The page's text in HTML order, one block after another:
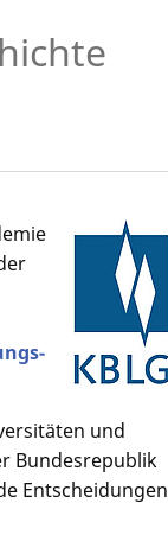
und
Bundesrepublik
Entscheidungen